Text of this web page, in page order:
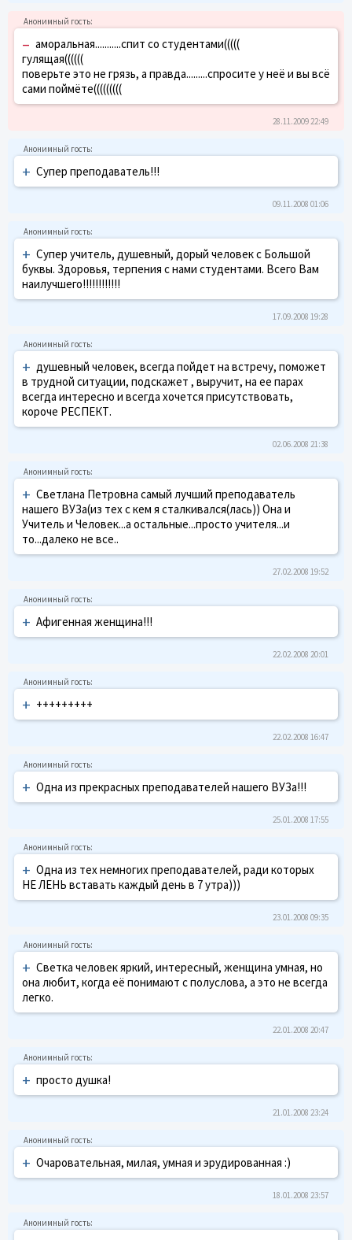
– аморальная...........спит со студентами(((((
гулящая((((((
поверьте это не грязь, а правда.........спросите у неё и вы всё
сами поймёте(((((((((
28.11.2009 22:49
+ Супер преподаватель!!!
09.11.2008 01:06
+ Супер учитель, душевный, дорый человек с Большой
буквы. Здоровья, терпения с нами студентами. Всего Вам
наилучшего!!!!!!!!!!!!
17.09.2008 19:28
+ душевный человек, всегда пойдет на встречу, поможет
в трудной ситуации, подскажет , выручит, на ее парах
всегда интересно и всегда хочется присутствовать,
короче РЕСПЕКТ.
02.06.2008 21:38
+ Светлана Петровна самый лучший преподаватель
нашего ВУЗа(из тех с кем я сталкивался(лась)) Она и
Учитель и Человек...а остальные...просто учителя...и
то...далеко не все..
27.02.2008 19:52
+ Aфигeннaя жeнщинa!!!
22.02.2008 20:01
+ +++++++++
22.02.2008 16:47
+ Одна из прекрасных преподавателей нашего ВУЗа!!!
25.01.2008 17:55
+ Одна из тех немногих преподавателей, ради которых
НЕ ЛЕНЬ вставать каждый день в 7 утра)))
23.01.2008 09:35
+ Светка человек яркий, интересный, женщина умная, но
она любит, когда её понимают с полуслова, а это не всегда
легко.
22.01.2008 20:47
+ просто душка!
21.01.2008 23:24
+ Очаровательная, милая, умная и эрудированная :)
18.01.2008 23:57